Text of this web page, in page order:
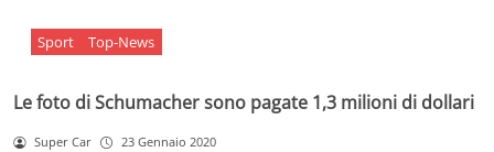
Sport Top-News
Le foto di Schumacher sono pagate 1,3 milioni di dollari
Super Car 23 Gennaio 2020